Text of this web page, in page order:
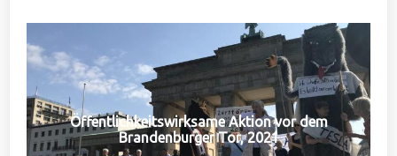
Öffentlichkeitswirksame Aktion vor dem
Brandenburger Tor, 2021